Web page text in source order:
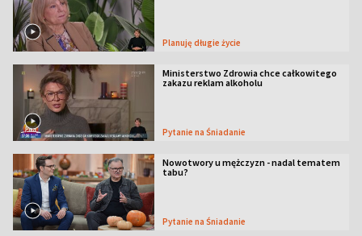
Planuję długie życie
Ministerstwo Zdrowia chce całkowitego
zakazu reklam alkoholu
Pytanie na Śniadanie
Nowotwory u mężczyzn - nadal tematem
tabu?
Pytanie na Śniadanie